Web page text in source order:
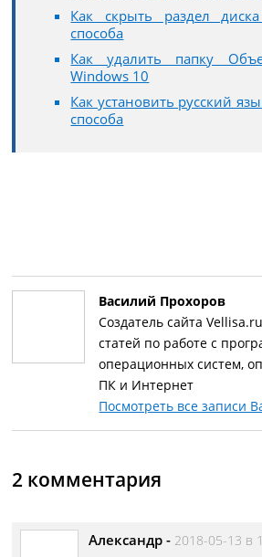
Как скрыть раздел
способа
Как удалить папку
Windows 10
Как установить русский
способа
Василий Прохоров
Создатель сайта
статей по работе с
операционных систем,
ПК и Интернет
Посмотреть все записи
2 комментария
Александр - 2018-05-13 в